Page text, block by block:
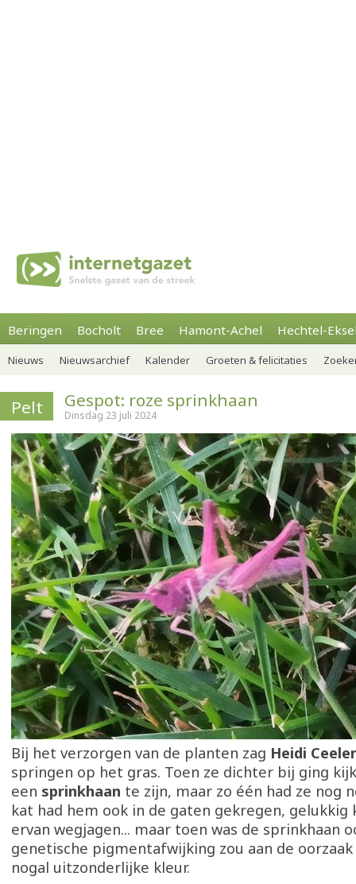
Beringen Bocholt Bree Hamont-Achel Hechtel-
Nieuws Nieuwsarchief Kalender Groeten & felicitaties
Pelt Gespot: roze sprinkhaan
Dinsdag 23 juli 2024
Bij het verzorgen van de planten zag Heidi
springen op het gras. Toen ze dichter bij ging
een sprinkhaan te zijn, maar zo één had ze nog
kat had hem ook in de gaten gekregen, gelukkig
ervan wegjagen... maar toen was de sprinkhaan
genetische pigmentafwijking zou aan de
nogal uitzonderlijke kleur.